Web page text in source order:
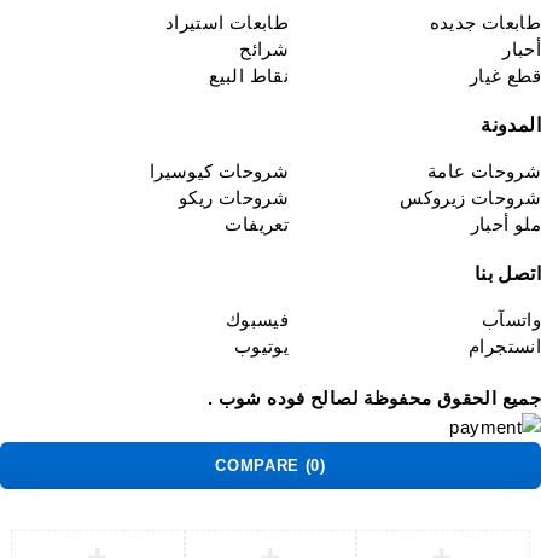
جديده
طابعات استيراد
شرائح
غيار
نقاط البيع
عامة
شروحات كيوسيرا
زيروكس
شروحات ريكو
أحبار
تعريفات
بنا
فيسبوك
يوتيوب
الحقوق محفوظة لصالح فوده شوب .
COMPARE (0)